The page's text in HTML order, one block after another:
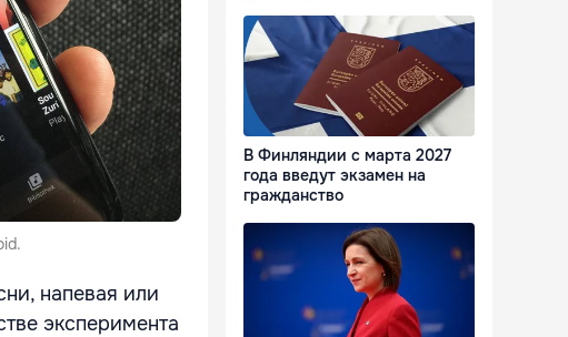
напевая или
эксперимента
В Финляндии с марта 2027
года введут экзамен на
гражданство